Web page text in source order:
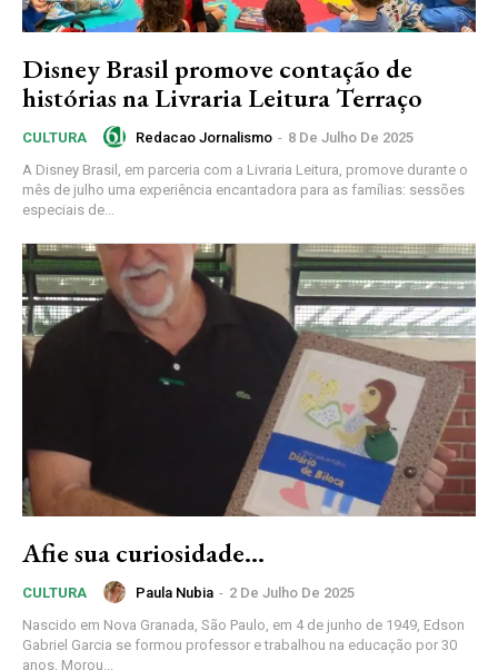
Disney Brasil promove contação de
histórias na Livraria Leitura Terraço
CULTURA Redacao Jornalismo - 8 De Julho De 2025
A Disney Brasil, em parceria com a Livraria Leitura, promove durante o
mês de julho uma experiência encantadora para as famílias: sessões
especiais de...
Afie sua curiosidade…
CULTURA Paula Nubia - 2 De Julho De 2025
Nascido em Nova Granada, São Paulo, em 4 de junho de 1949, Edson
Gabriel Garcia se formou professor e trabalhou na educação por 30
anos. Morou...